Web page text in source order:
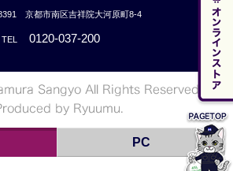
京都市南区吉祥院大河原町8-4
TEL 0120-037-200
PC